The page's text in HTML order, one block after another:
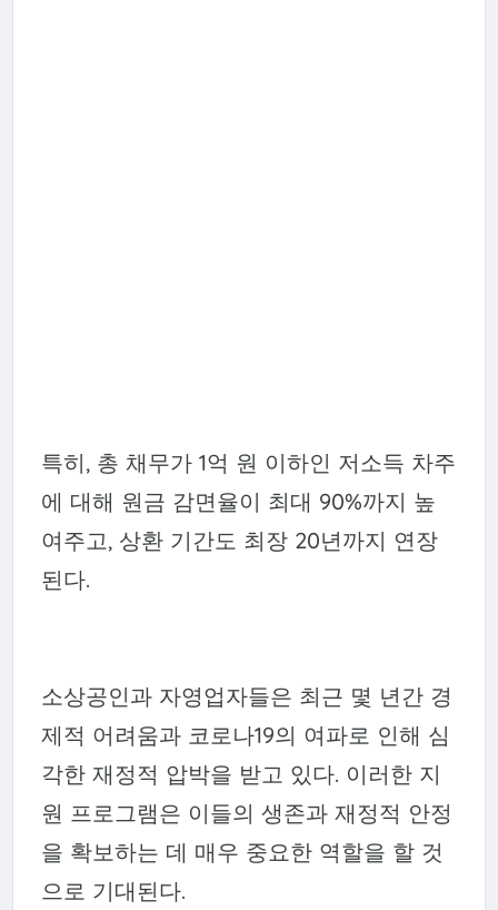
특히, 총 채무가 1억 원 이하인 저소득 차주
에 대해 원금 감면율이 최대 90%까지 높
여주고, 상환 기간도 최장 20년까지 연장
된다.
소상공인과 자영업자들은 최근 몇 년간 경
제적 어려움과 코로나19의 여파로 인해 심
각한 재정적 압박을 받고 있다. 이러한 지
원 프로그램은 이들의 생존과 재정적 안정
을 확보하는 데 매우 중요한 역할을 할 것
으로 기대된다.